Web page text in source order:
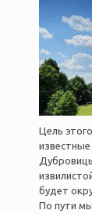
Цель
будет
По пути